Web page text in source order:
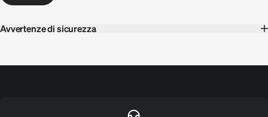
Avvertenze di sicurezza